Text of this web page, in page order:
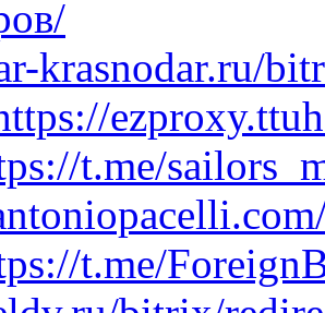
krasnodar.ru/
t.me/
t.me/